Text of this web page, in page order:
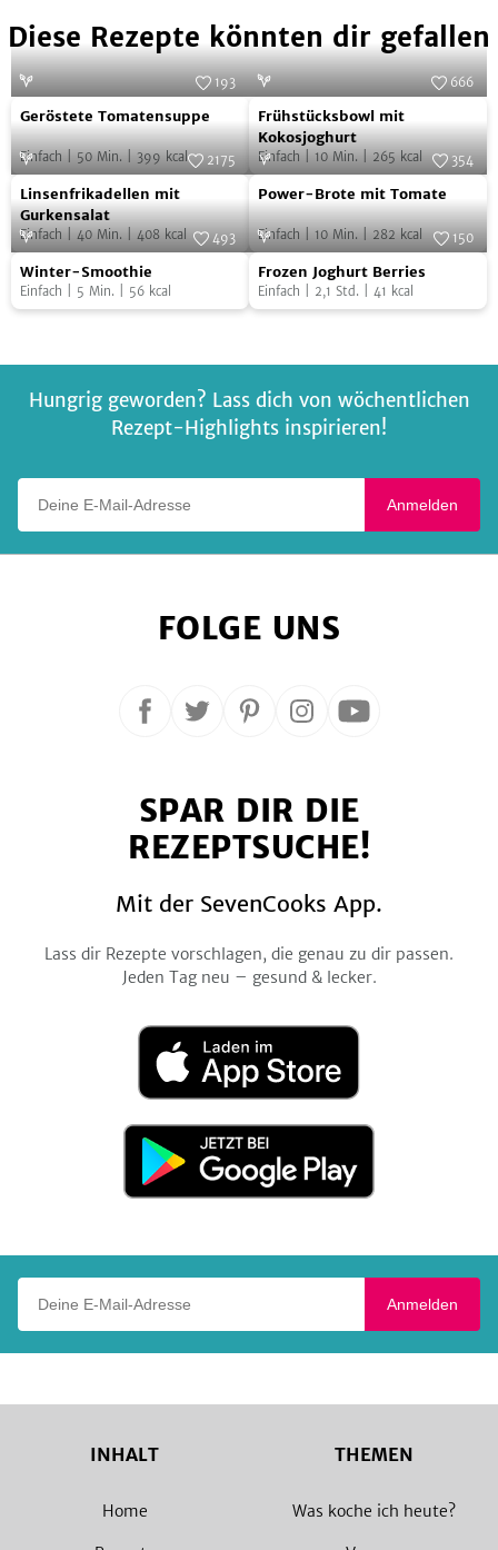
Diese Rezepte könnten dir gefallen
Geröstete
Tomatensuppe
193
Geröstete Tomatensuppe
Einfach 50 Min. 399 kcal
Frühstücksbowl
mit
Kokosjoghurt
Foto:
666
Frühstücksbowl mit
Kokosjoghurt
Einfach 10 Min. 265 kcal
Linsenfrikadellen
mit
Gurkensalat
Foto:
2175
Linsenfrikadellen mit
Gurkensalat
Einfach 40 Min. 408 kcal
Power-
Brote
mit
Tomate
354
Power-Brote mit Tomate
Einfach 10 Min. 282 kcal
Winter-
Smoothie
Foto:
493
Winter-Smoothie
Einfach 5 Min. 56 kcal
Frozen
Joghurt
Berries
Foto:
150
Frozen Joghurt Berries
Einfach 2,1 Std. 41 kcal
Hungrig geworden? Lass dich von wöchentlichen
Rezept-Highlights inspirieren!
Anmelden
FOLGE UNS
Folge
Facebook
Folge
Twitter
Folge
Pinterest
Folge
Instagram
Folge
YouTube
SPAR DIR DIE
REZEPTSUCHE!
Mit der SevenCooks App.
Lass dir Rezepte vorschlagen, die genau zu dir passen.
Jeden Tag neu – gesund & lecker.
Laden
im
App
Jetzt
Google
Anmelden
INHALT
Home
THEMEN
Was koche ich heute?